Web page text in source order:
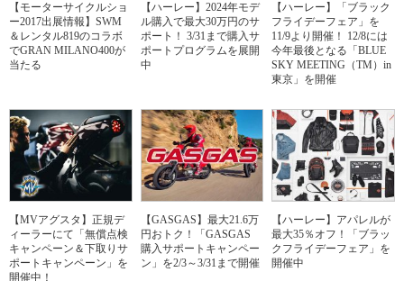
【モーターサイクルショ
ー2017出展情報】SWM
＆レンタル819のコラボ
でGRAN MILANO400が
当たる
【ハーレー】2024年モデ
ル購入で最大30万円のサ
ポート！ 3/31まで購入サ
ポートプログラムを展開
中
【ハーレー】「ブラック
フライデーフェア」を
11/9より開催！ 12/8には
今年最後となる「BLUE
SKY MEETING（TM）in
東京」を開催
【MVアグスタ】正規デ
ィーラーにて「無償点検
キャンペーン＆下取りサ
ポートキャンペーン」を
開催中！
【GASGAS】最大21.6万
円おトク！「GASGAS
購入サポートキャンペー
ン」を2/3～3/31まで開催
【ハーレー】アパレルが
最大35％オフ！「ブラッ
クフライデーフェア」を
開催中